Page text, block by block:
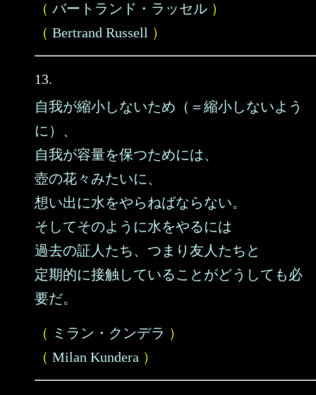
（ バートランド・ラッセル ）
（ Bertrand Russell ）
13.
自我が縮小しないため（＝縮小しないよう
に）、
自我が容量を保つためには、
壺の花々みたいに、
想い出に水をやらねばならない。
そしてそのように水をやるには
過去の証人たち、つまり友人たちと
定期的に接触していることがどうしても必
要だ。
（ ミラン・クンデラ ）
（ Milan Kundera ）